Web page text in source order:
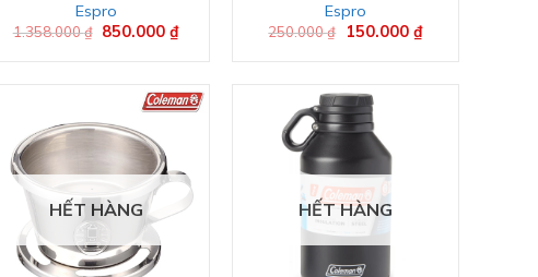
Espro
1.358.000₫ Giá
850.000 ₫Giá
850.000 ₫.
Espro
250.000₫ Giá
150.000 ₫Giá
HẾT HÀNG HẾT HÀNG